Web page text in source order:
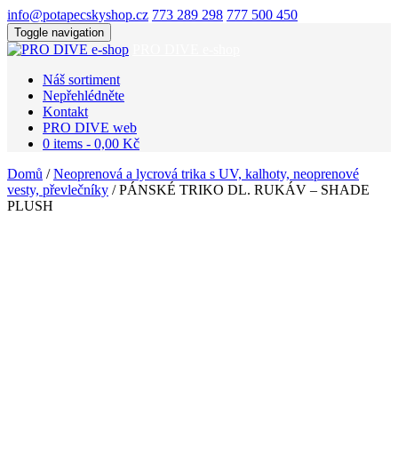
info@potapecskyshop.cz 773 289 298 777 500 450
Toggle navigation
Náš sortiment
Nepřehlédněte
Kontakt
PRO DIVE web
0 items - 0,00 Kč
Domů /Neoprenová a lycrová trika s UV, kalhoty, neoprenové
vesty, převlečníky / PÁNSKÉ TRIKO DL. RUKÁV – SHADE
PLUSH